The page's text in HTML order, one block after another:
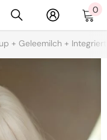
00
+ Geleemilch +